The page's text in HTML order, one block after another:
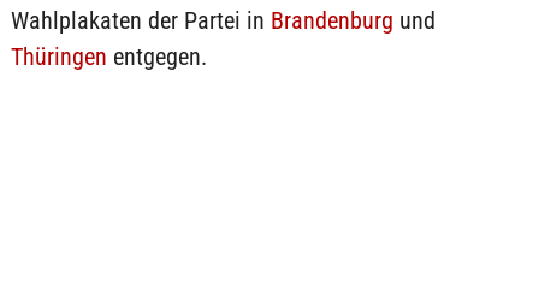
Wahlplakaten der Partei in Brandenburg und
Thüringen entgegen.